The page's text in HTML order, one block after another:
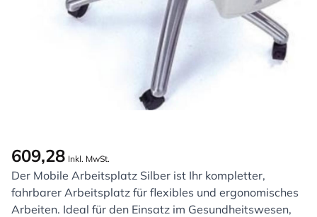
609,28 Inkl. MwSt.
Der Mobile Arbeitsplatz Silber ist Ihr kompletter,
fahrbarer Arbeitsplatz für flexibles und ergonomisches
Arbeiten. Ideal für den Einsatz im Gesundheitswesen,